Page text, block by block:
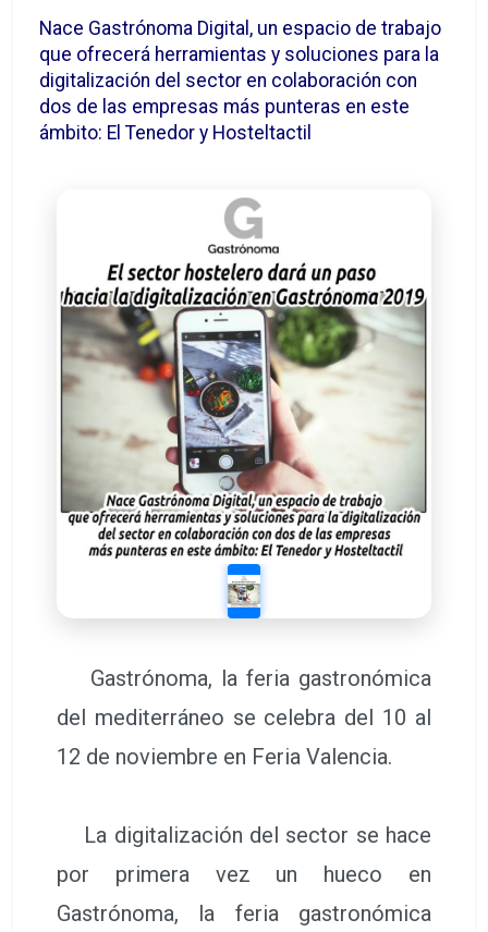
Nace Gastrónoma Digital, un espacio de trabajo
que ofrecerá herramientas y soluciones para la
digitalización del sector en colaboración con
dos de las empresas más punteras en este
ámbito: El Tenedor y Hosteltactil
Gastrónoma, la feria gastronómica
del mediterráneo se celebra del 10 al
12 de noviembre en Feria Valencia.
La digitalización del sector se hace
por primera vez un hueco en
Gastrónoma, la feria gastronómica